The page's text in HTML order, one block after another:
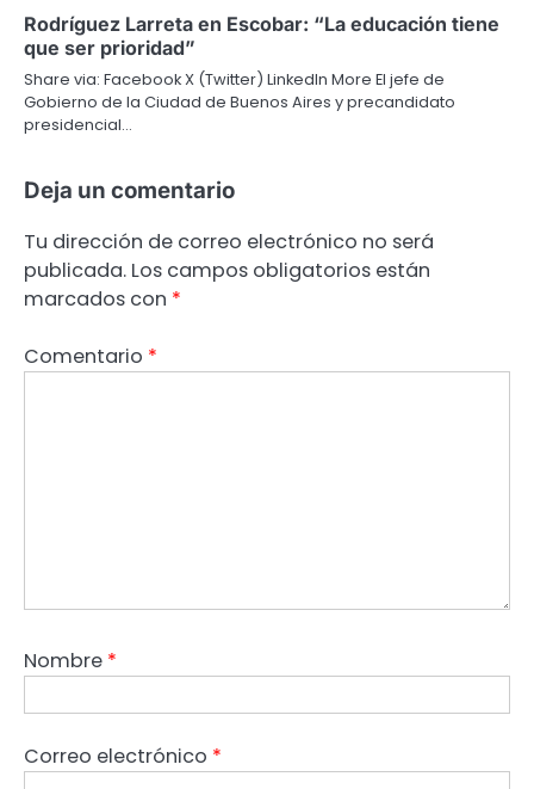
Rodríguez Larreta en Escobar: “La educación tiene
que ser prioridad”
Share via: Facebook X (Twitter) LinkedIn More El jefe de
Gobierno de la Ciudad de Buenos Aires y precandidato
presidencial…
Deja un comentario
Tu dirección de correo electrónico no será
publicada. Los campos obligatorios están
marcados con *
Comentario *
Nombre *
Correo electrónico *